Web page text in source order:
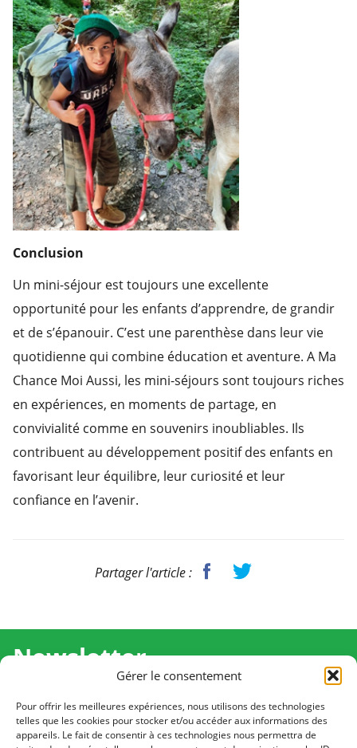
Gérer le consentement
Pour offrir les meilleures expériences, nous utilisons des technologies
telles que les cookies pour stocker et/ou accéder aux informations des
appareils. Le fait de consentir à ces technologies nous permettra de
Conclusion
Un mini-séjour est toujours une excellente
opportunité pour les enfants d’apprendre, de grandir
et de s’épanouir. C’est une parenthèse dans leur vie
quotidienne qui combine éducation et aventure. A Ma
Chance Moi Aussi, les mini-séjours sont toujours riches
en expériences, en moments de partage, en
convivialité comme en souvenirs inoubliables. Ils
contribuent au développement positif des enfants en
favorisant leur équilibre, leur curiosité et leur
confiance en l’avenir.
Partager l'article :
Newsletter
Recevez l'actualité de Ma Chance Moi Aussi pour en
savoir plus sur nos temps forts et nos résultats.
Cliquez pour vous inscrire